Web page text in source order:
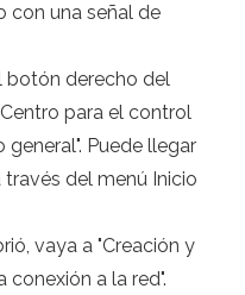
con una señal de
botón derecho del
para el control
Puede llegar
del menú Inicio
vaya a "Creación y
a la red".